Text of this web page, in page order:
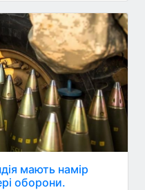
мають намір
оборони.